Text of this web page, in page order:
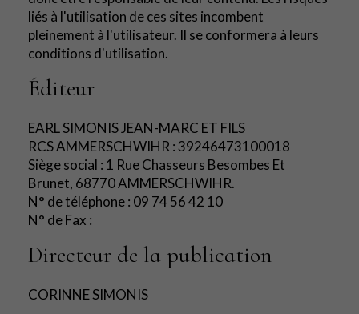
liés à l'utilisation de ces sites incombent
pleinement à l'utilisateur. Il se conformera à leurs
conditions d'utilisation.
Éditeur
EARL SIMONIS JEAN-MARC ET FILS
RCS AMMERSCHWIHR : 39246473100018
Siège social : 1 Rue Chasseurs Besombes Et
Brunet, 68770 AMMERSCHWIHR.
N° de téléphone : 09 74 56 42 10
N° de Fax :
Directeur de la publication
CORINNE SIMONIS